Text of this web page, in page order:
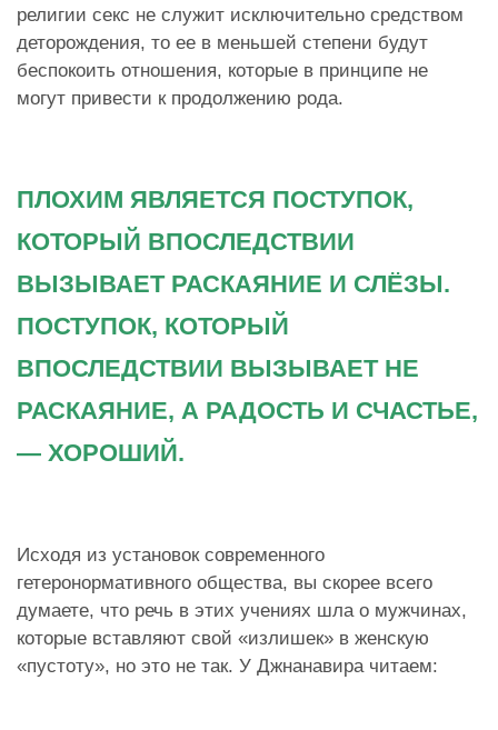
религии секс не служит исключительно средством
деторождения, то ее в меньшей степени будут
беспокоить отношения, которые в принципе не
могут привести к продолжению рода.
ПЛОХИМ ЯВЛЯЕТСЯ ПОСТУПОК,
КОТОРЫЙ ВПОСЛЕДСТВИИ
ВЫЗЫВАЕТ РАСКАЯНИЕ И СЛЁЗЫ.
ПОСТУПОК, КОТОРЫЙ
ВПОСЛЕДСТВИИ ВЫЗЫВАЕТ НЕ
РАСКАЯНИЕ, А РАДОСТЬ И СЧАСТЬЕ,
— ХОРОШИЙ.
Исходя из установок современного
гетеронормативного общества, вы скорее всего
думаете, что речь в этих учениях шла о мужчинах,
которые вставляют свой «излишек» в женскую
«пустоту», но это не так. У Джнанавира читаем: